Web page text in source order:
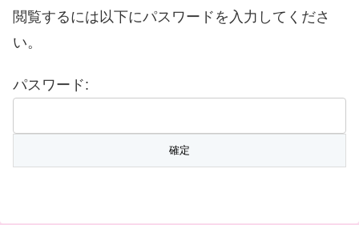
閲覧するには以下にパスワードを入力してくださ
い。
パスワード: